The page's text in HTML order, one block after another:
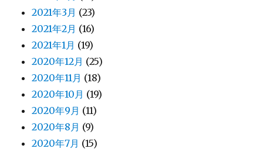
2021年3月 (23)
2021年2月 (16)
2021年1月 (19)
2020年12月 (25)
2020年11月 (18)
2020年10月 (19)
2020年9月 (11)
2020年8月 (9)
2020年7月 (15)